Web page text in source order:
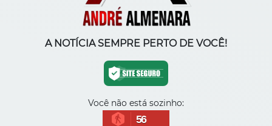
A NOTÍCIA SEMPRE PERTO DE VOCÊ!
Você não está sozinho:
56